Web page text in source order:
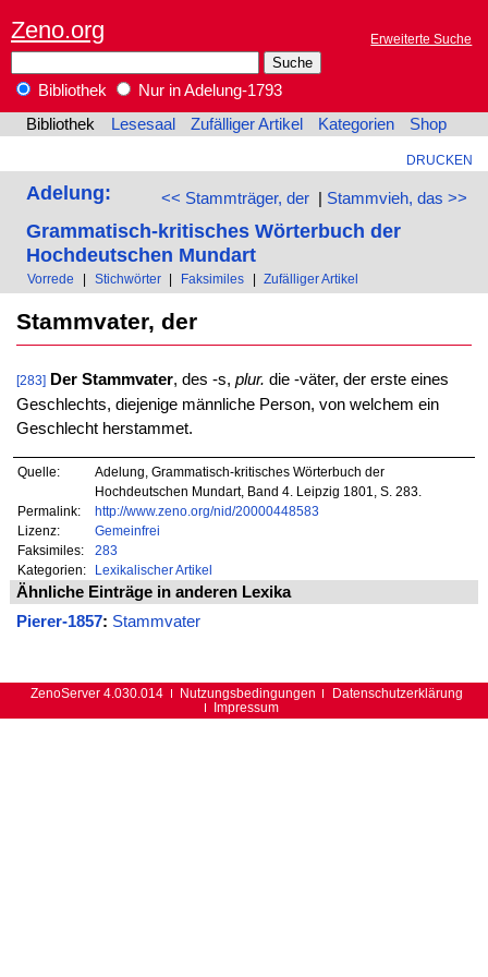
Zeno.org Erweiterte Suche
Bibliothek
Nur in Adelung-1793
Bibliothek
Lesesaal Zufälliger Artikel Kategorien Shop
DRUCKEN
<< Stammträger, der| Stammvieh, das >>
Adelung:
Grammatisch-kritisches Wörterbuch der
Hochdeutschen Mundart
Vorrede | Stichwörter | Faksimiles | Zufälliger Artikel
Stammvater, der
[283] Der Stammvater, des -s, plur. die -väter, der erste eines
Geschlechts, diejenige männliche Person, von welchem ein
Geschlecht herstammet.
Quelle:
Adelung, Grammatisch-kritisches Wörterbuch der
Hochdeutschen Mundart, Band 4. Leipzig 1801, S. 283.
Permalink:
http://www.zeno.org/nid/20000448583
Lizenz:
Gemeinfrei
Faksimiles:
283
Kategorien:
Lexikalischer Artikel
Ähnliche Einträge in anderen Lexika
Pierer-1857: Stammvater
ZenoServer 4.030.014 Nutzungsbedingungen
Datenschutzerklärung
Impressum